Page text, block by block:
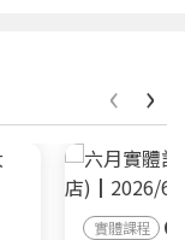
實體課程
‹ ›